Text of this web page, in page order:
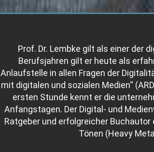
Prof. Dr. Lembke gilt als einer der
Berufsjahren gilt er heute als
Anlaufstelle in allen Fragen der
mit digitalen und sozialen Medien“
ersten Stunde kennt er die
Anfangstagen. Der Digital- und
Ratgeber und erfolgreicher
Tönen (Heavy